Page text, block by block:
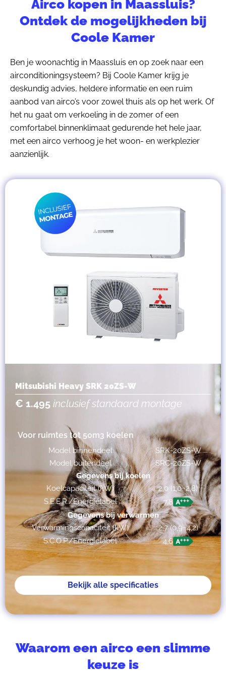
Airco kopen in Maassluis?
Ontdek de mogelijkheden bij
Coole Kamer
Ben je woonachtig in Maassluis en op zoek naar een
airconditioningsysteem? Bij Coole Kamer krijg je
deskundig advies, heldere informatie en een ruim
aanbod van airco’s voor zowel thuis als op het werk. Of
het nu gaat om verkoeling in de zomer of een
comfortabel binnenklimaat gedurende het hele jaar,
met een airco verhoog je het woon- en werkplezier
aanzienlijk.
Mitsubishi Heavy SRK 20ZS-W
€ 1.495 inclusief standaard montage
Voor ruimtes tot 50m3 koelen
Model binnendeel
SRK-20ZS-W
Model buitendeel
SRC-20ZS-W
Gegevens bij koelen
Koelcapaciteit (kW)
2,0 (1,0~2,8)
S.E.E.R./Energielabel
7,8
Gegevens bij verwarmen
Verwarmingscapaciteit (kW)
2,7 (0,9~4,2)
S.C.O.P./Energielabel
4,6
Bekijk alle specificaties
Waarom een airco een slimme
keuze is